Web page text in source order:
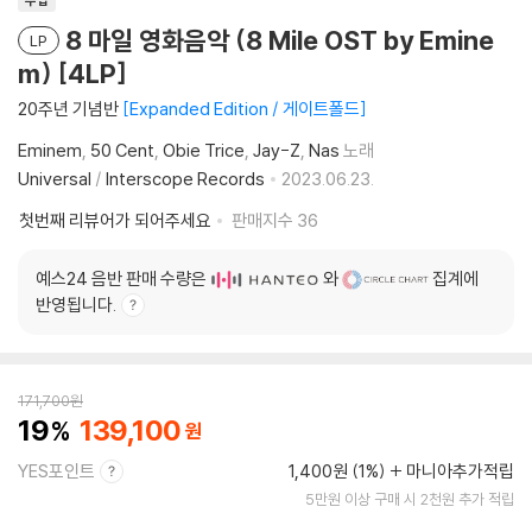
LP
8 마일 영화음악 (8 Mile OST by Emine
m) [4LP]
20주년 기념반 Expanded Edition / 게이트폴드
Eminem 50 Cent Obie Trice Jay-Z Nas 노래
Universal / Interscope Records
2023.06.23.
첫번째 리뷰어가 되어주세요
판매지수 36
예스24 음반 판매 수량은 와
집계에
반영됩니다.
171,700원
19 139,100
YES포인트 1,400원 (1%) 마니아추가적립
5만원 이상 구매 시 2천원 추가 적립